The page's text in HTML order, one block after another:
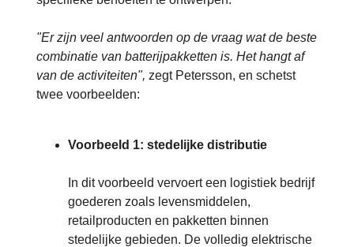
"Er zijn veel antwoorden op de vraag wat de beste
combinatie van batterijpakketten is. Het hangt af
van de activiteiten", zegt Petersson, en schetst
twee voorbeelden:
Voorbeeld 1: stedelijke distributie
In dit voorbeeld vervoert een logistiek bedrijf
goederen zoals levensmiddelen,
retailproducten en pakketten binnen
stedelijke gebieden. De volledig elektrische